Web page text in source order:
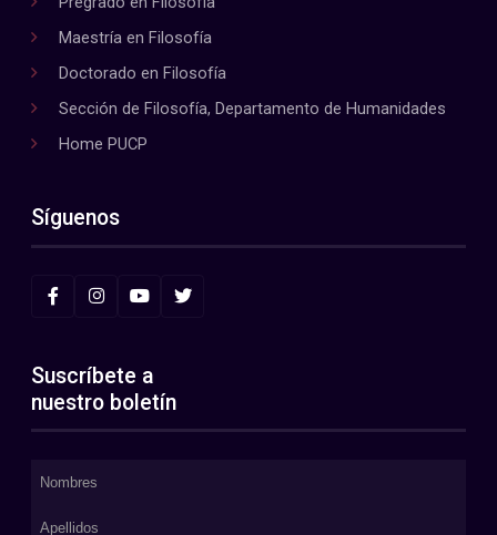
Maestría en Filosofía
Doctorado en Filosofía
Sección de Filosofía, Departamento de Humanidades
Home PUCP
Síguenos
Suscríbete a
nuestro boletín